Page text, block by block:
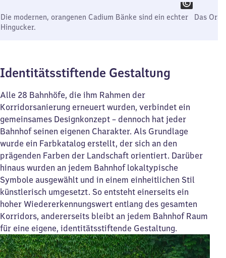
Die modernen, orangenen Cadium Bänke sind ein echter
Hingucker.
Das
Identitätsstiftende Gestaltung
Alle 28 Bahnhöfe, die ihm Rahmen der
Korridorsanierung erneuert wurden, verbindet ein
gemeinsames Designkonzept – dennoch hat jeder
Bahnhof seinen eigenen Charakter. Als Grundlage
wurde ein Farbkatalog erstellt, der sich an den
prägenden Farben der Landschaft orientiert. Darüber
hinaus wurden an jedem Bahnhof lokaltypische
Symbole ausgewählt und in einem einheitlichen Stil
künstlerisch umgesetzt. So entsteht einerseits ein
hoher Wiedererkennungswert entlang des gesamten
Korridors, andererseits bleibt an jedem Bahnhof Raum
für eine eigene, identitätsstiftende Gestaltung.